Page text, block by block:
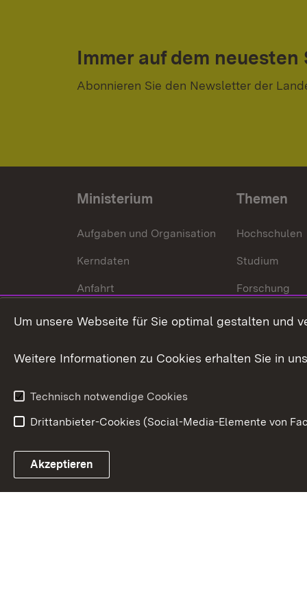
Immer auf dem neuesten
Abonnieren Sie den Newsletter der
Ministerium
Aufgaben und Organisation
Kerndaten
Anfahrt
Themen
Hochschulen
Studium
Forschung
Link zum Landesportal
Um unsere Webseite für Sie optimal gestalten und
Weitere Informationen zu Cookies erhalten Sie in
Technisch notwendige Cookies
Drittanbieter-Cookies (Social-Media-Elemente von
Akzeptieren